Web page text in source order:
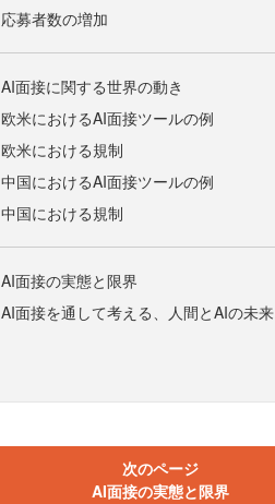
応募者数の増加
AI面接に関する世界の動き
欧米におけるAI面接ツールの例
欧米における規制
中国におけるAI面接ツールの例
中国における規制
AI面接の実態と限界
AI面接を通して考える、人間とAIの未来
次のページ
AI面接の実態と限界